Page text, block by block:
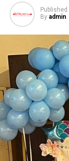
Published
By admin